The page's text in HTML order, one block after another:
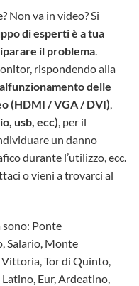
Non va in video? Si
di esperti è a tua
il problema.
rispondendo alla
delle
(HDMI / VGA / DVI),
usb, ecc), per il
un danno
durante l’utilizzo, ecc.
o vieni a trovarci al
sono: Ponte
Salario, Monte
Tor di Quinto,
Eur, Ardeatino,